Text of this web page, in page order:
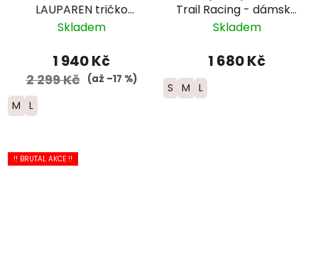
LAUPAREN tričko
dlouhý rukáv -
Skladem
1 940 Kč
2 299 Kč (až –17 %)
M L
Trail Racing - dámské
- bílé
Skladem
1 680 Kč
S M L
!! BRUTAL AKCE !!